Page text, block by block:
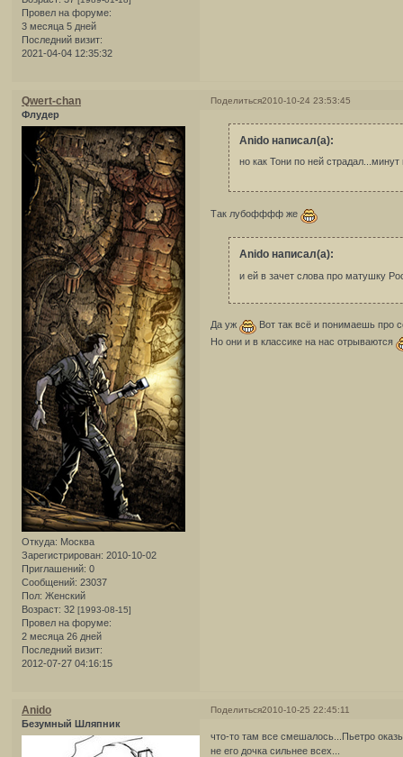
Провел на форуме:
3 месяца 5 дней
Последний визит:
2021-04-04 12:35:32
Поделиться2010-10-24 23:53:45
Qwert-chan
Флудер
Откуда: Москва
Зарегистрирован: 2010-10-02
Приглашений: 0
Сообщений: 23037
Пол: Женский
Возраст: 32 [1993-08-15]
Провел на форуме:
2 месяца 26 дней
Последний визит:
2012-07-27 04:16:15
Anido написал(а):
но как Тони по ней страдал...минут
Так лубофффф же
Anido написал(а):
и ей в зачет слова про матушку
Да уж
Вот так всё и понимаешь про
Но они и в классике на нас отрываются
Поделиться2010-10-25 22:45:11
Anido
Безумный Шляпник
что-то там все смешалось...Пьетро
не его дочка сильнее всех...